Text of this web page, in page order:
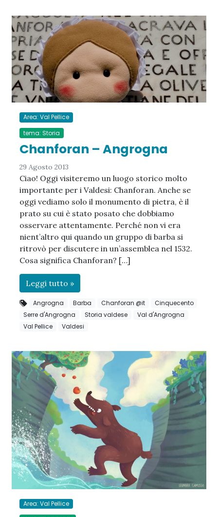
Area: Val Pellice
tema: Storia
Chanforan – Angrogna
29 Agosto 2013
Ciao! Oggi visiteremo un luogo storico molto
importante per i Valdesi: Chanforan. Anche se
oggi vediamo solo il monumento di pietra, è il
prato su cui è stato posato che dobbiamo
osservare attentamente. Perché non vi era
nient’altro qui quando un gruppo di barba si
ritrovò per discutere in un’assemblea nel 1532.
Cosa significa Chanforan? […]
Leggi tutto »
Angrogna Barba Chanforan @it
Cinquecento
Serre d'Angrogna
Storia valdese
Val d'Angrogna
Val Pellice
Valdesi
Area: Val Pellice